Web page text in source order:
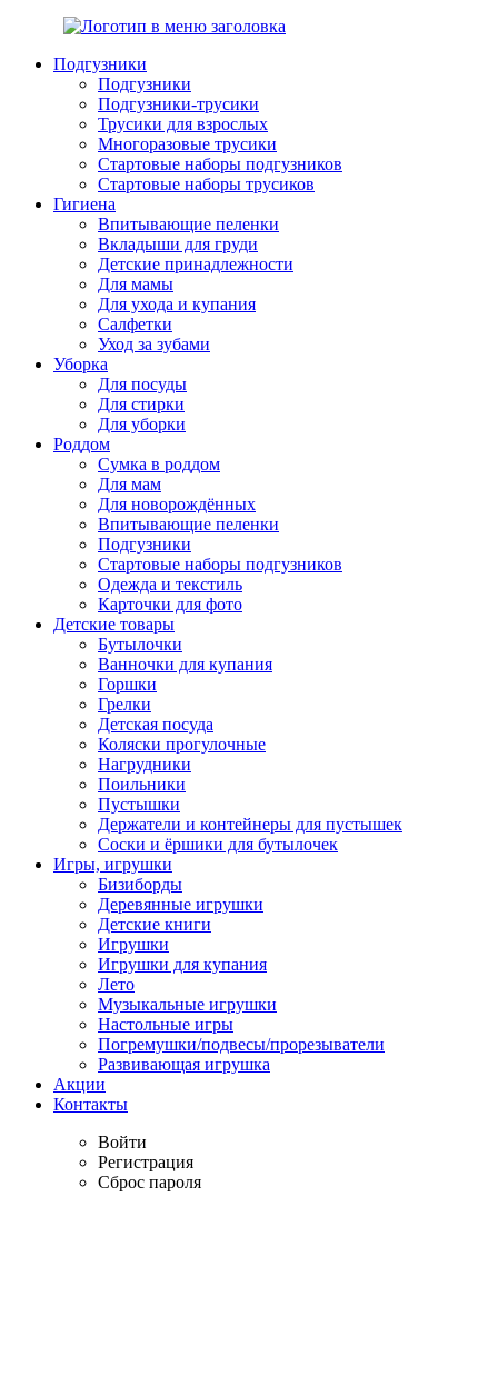
Подгузники
Подгузники
Подгузники-трусики
Трусики для взрослых
Многоразовые трусики
Стартовые наборы подгузников
Стартовые наборы трусиков
Гигиена
Впитывающие пеленки
Вкладыши для груди
Детские принадлежности
Для мамы
Для ухода и купания
Салфетки
Уход за зубами
Уборка
Для посуды
Для стирки
Для уборки
Роддом
Сумка в роддом
Для мам
Для новорождённых
Впитывающие пеленки
Подгузники
Стартовые наборы подгузников
Одежда и текстиль
Карточки для фото
Детские товары
Бутылочки
Ванночки для купания
Горшки
Грелки
Детская посуда
Коляски прогулочные
Нагрудники
Поильники
Пустышки
Держатели и контейнеры для пустышек
Соски и ёршики для бутылочек
Игры, игрушки
Бизиборды
Деревянные игрушки
Детские книги
Игрушки
Игрушки для купания
Лето
Музыкальные игрушки
Настольные игры
Погремушки/подвесы/прорезыватели
Развивающая игрушка
Акции
Контакты
Войти
Регистрация
Сброс пароля